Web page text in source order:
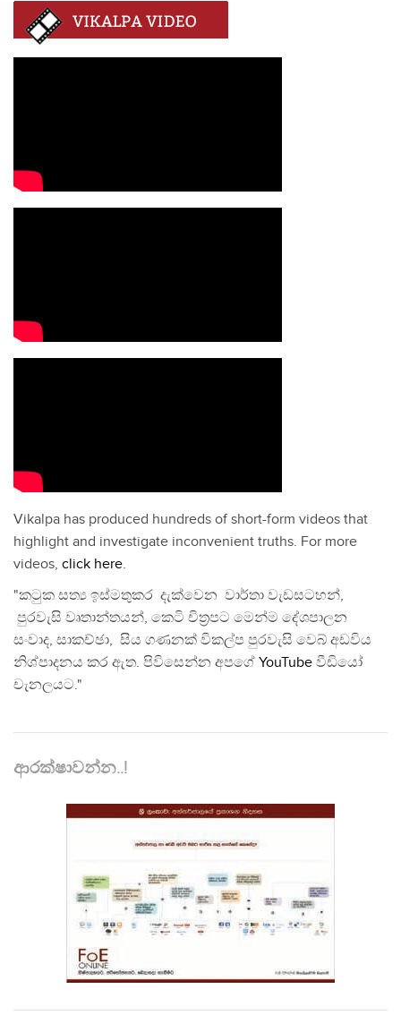
Vikalpa has produced hundreds of short-form videos that
highlight and investigate inconvenient truths. For more
videos, click here.
"කටුක සත්‍ය ඉස්මතුකර දැක්වෙන වාර්තා වැඩසටහන්,
පුරවැසි වෘතාන්තයන්, කෙටි චිත්‍රපට මෙන්ම දේශපාලන
සංවාද, සාකච්ඡා, සිය ගණනක් විකල්ප පුරවැසි වෙබ් අඩවිය
නිශ්පාදනය කර ඇත. පිවිසෙන්න අපගේ YouTube වීඩියෝ
චැනලයට."
ආරක්ෂාවන්න..!